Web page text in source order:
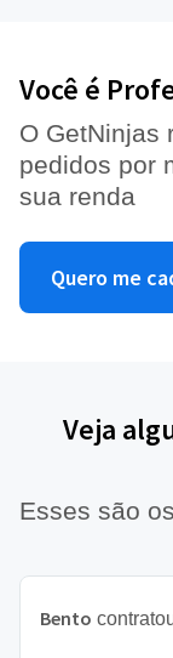
Você é
O GetNinjas
pedidos por
sua renda
Quero me
Veja
Esses são
Bento